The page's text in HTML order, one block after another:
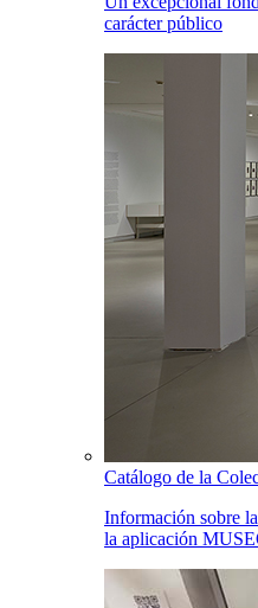
carácter público
Catálogo de la
Información sobre
la aplicación